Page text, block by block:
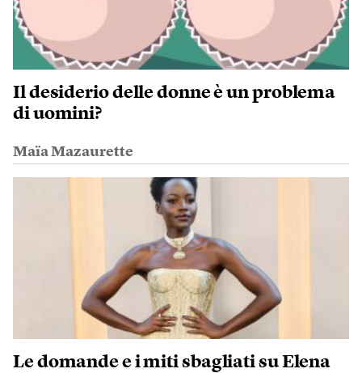
Il desiderio delle donne è un problema
di uomini?
Maïa Mazaurette
Le domande e i miti sbagliati su Elena